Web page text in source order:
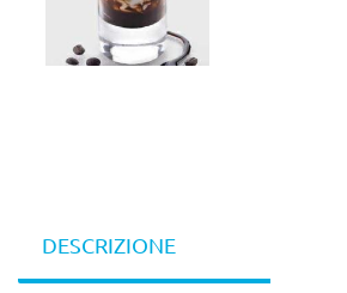
DESCRIZIONE